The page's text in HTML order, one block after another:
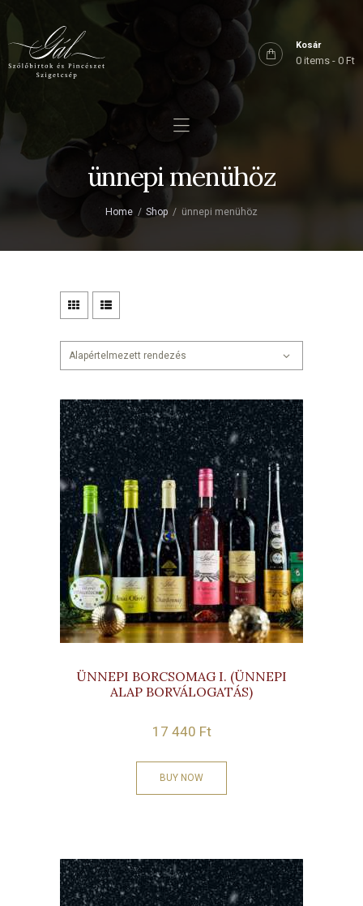
Kosár
0 items - 0 Ft
ünnepi menühöz
Home Shop ünnepi menühöz
Rólunk
Birtokaink
Kapcsolat
ÜNNEPI BORCSOMAG I. (ÜNNEPI
ALAP BORVÁLOGATÁS)
17 440 Ft
BUY NOW